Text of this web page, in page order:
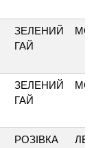
ЗЕЛЕНИЙ
ГАЙ
ЗЕЛЕНИЙ
ГАЙ
РОЗІВКА